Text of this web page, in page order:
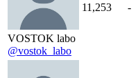
VOSTOK labo
@vostok_labo
11,253 -